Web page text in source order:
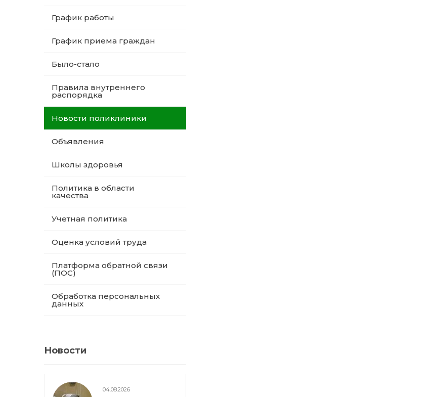
График работы
График приема граждан
Было-стало
Правила внутреннего
распорядка
Новости поликлиники
Объявления
Школы здоровья
Политика в области
качества
Учетная политика
Оценка условий труда
Платформа обратной связи
(ПОС)
Обработка персональных
данных
Новости
04.08.2026